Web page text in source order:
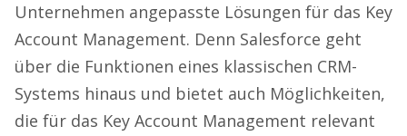
Unternehmen angepasste Lösungen für das Key
Account Management. Denn Salesforce geht
über die Funktionen eines klassischen CRM-
Systems hinaus und bietet auch Möglichkeiten,
die für das Key Account Management relevant